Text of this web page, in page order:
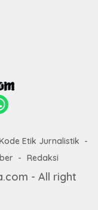
Etik Jurnalistik
Redaksi
- All right